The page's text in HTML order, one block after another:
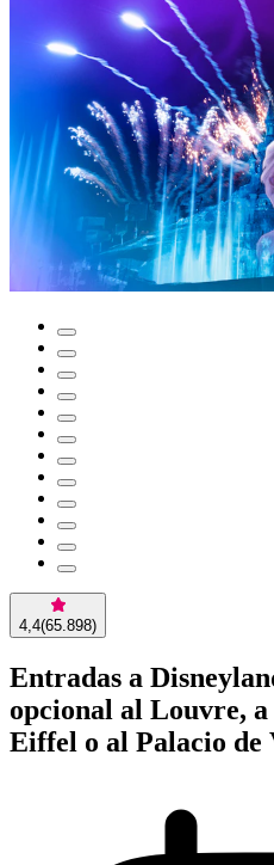
4,4(65.898)
Entradas a
opcional al Louvre,
Eiffel o al Palacio de